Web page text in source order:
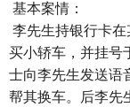
基本案情：
李先生持银行卡
买小轿车，并挂号
士向李先生发送语
帮其换车。后李先